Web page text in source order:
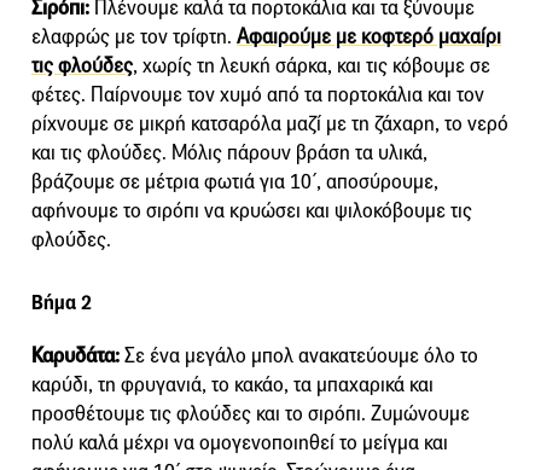
Σιρόπι: Πλένουμε καλά τα πορτοκάλια και τα ξύνουμε
ελαφρώς με τον τρίφτη. Αφαιρούμε με κοφτερό μαχαίρι
τις φλούδες, χωρίς τη λευκή σάρκα, και τις κόβουμε σε
φέτες. Παίρνουμε τον χυμό από τα πορτοκάλια και τον
ρίχνουμε σε μικρή κατσαρόλα μαζί με τη ζάχαρη, το νερό
και τις φλούδες. Μόλις πάρουν βράση τα υλικά,
βράζουμε σε μέτρια φωτιά για 10΄, αποσύρουμε,
αφήνουμε το σιρόπι να κρυώσει και ψιλοκόβουμε τις
φλούδες.
Βήμα 2
Καρυδάτα:Σε ένα μεγάλο μπολ ανακατεύουμε όλο το
καρύδι, τη φρυγανιά, το κακάο, τα μπαχαρικά και
προσθέτουμε τις φλούδες και το σιρόπι. Ζυμώνουμε
πολύ καλά μέχρι να ομογενοποιηθεί το μείγμα και